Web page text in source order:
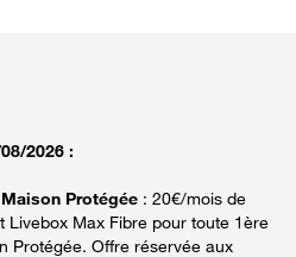
2026 :
Protégée : 20€/mois de
Livebox Max Fibre pour toute 1ère
Protégée. Offre réservée aux